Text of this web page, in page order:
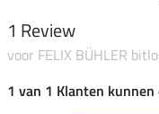
1 Review
voor FELIX BÜHLER
1 van 1 Klanten